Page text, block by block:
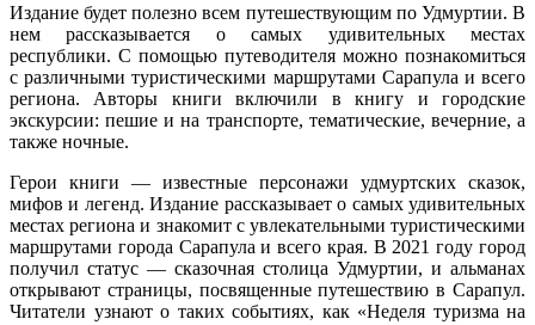
Издание будет полезно всем путешествующим по Удмуртии. В
нем рассказывается о самых удивительных местах
республики. С помощью путеводителя можно познакомиться
с различными туристическими маршрутами Сарапула и всего
региона. Авторы книги включили в книгу и городские
экскурсии: пешие и на транспорте, тематические, вечерние, а
также ночные.
Герои книги — известные персонажи удмуртских сказок,
мифов и легенд. Издание рассказывает о самых удивительных
местах региона и знакомит с увлекательными туристическими
маршрутами города Сарапула и всего края. В 2021 году город
получил статус — сказочная столица Удмуртии, и альманах
открывают страницы, посвященные путешествию в Сарапул.
Читатели узнают о таких событиях, как «Неделя туризма на